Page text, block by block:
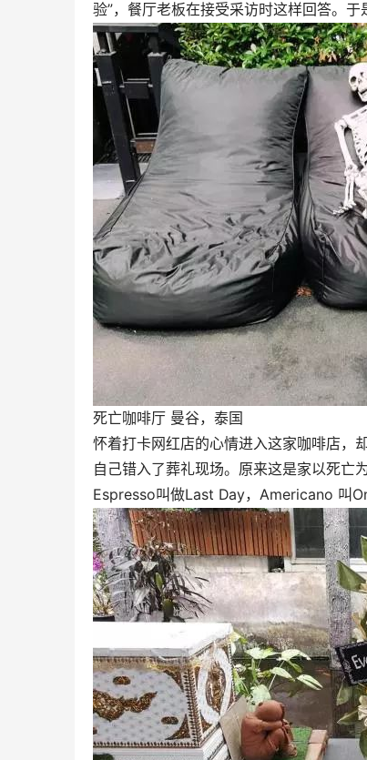
验”，餐厅老板在接受采访时这样回答。
死亡咖啡厅 曼谷，泰国
怀着打卡网红店的心情进入这家咖啡店，
自己错入了葬礼现场。原来这是家以死亡
Espresso叫做Last Day，Americano 叫